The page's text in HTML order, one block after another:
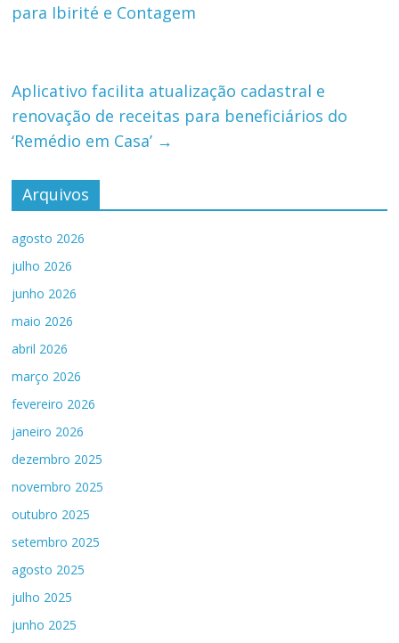
para Ibirité e Contagem
Aplicativo facilita atualização cadastral e
renovação de receitas para beneficiários do
‘Remédio em Casa’ →
Arquivos
agosto 2026
julho 2026
junho 2026
maio 2026
abril 2026
março 2026
fevereiro 2026
janeiro 2026
dezembro 2025
novembro 2025
outubro 2025
setembro 2025
agosto 2025
julho 2025
junho 2025